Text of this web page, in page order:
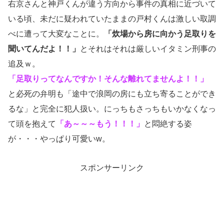
右京さんと神戸くんが違う方向から事件の真相に近づいて
いる頃、未だに疑われていたままの戸村くんは激しい取調
べに遭って大変なことに。
「炊場から房に向かう足取りを
聞いてんだよ！！」
とそれはそれは厳しいイタミン刑事の
追及ｗ。
「足取りってなんですか！そんな離れてませんよ！！」
と必死の弁明も「途中で浪岡の房にも立ち寄ることができ
るな」と完全に犯人扱い。にっちもさっちもいかなくなっ
て頭を抱えて
「あ～～～もう！！！」
と悶絶する姿
が・・・やっぱり可愛いw。
スポンサーリンク